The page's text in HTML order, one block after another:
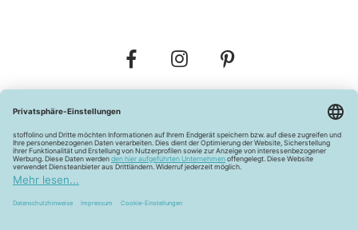
Widerrufsbelehrung Vertrag widerrufen
Barrierefreiheitserklärung